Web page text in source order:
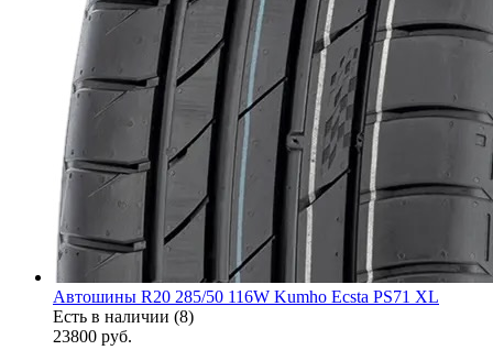
Автошины R20 285/50 116W Kumho Ecsta PS71 XL
Есть в наличии (8)
23800 руб.